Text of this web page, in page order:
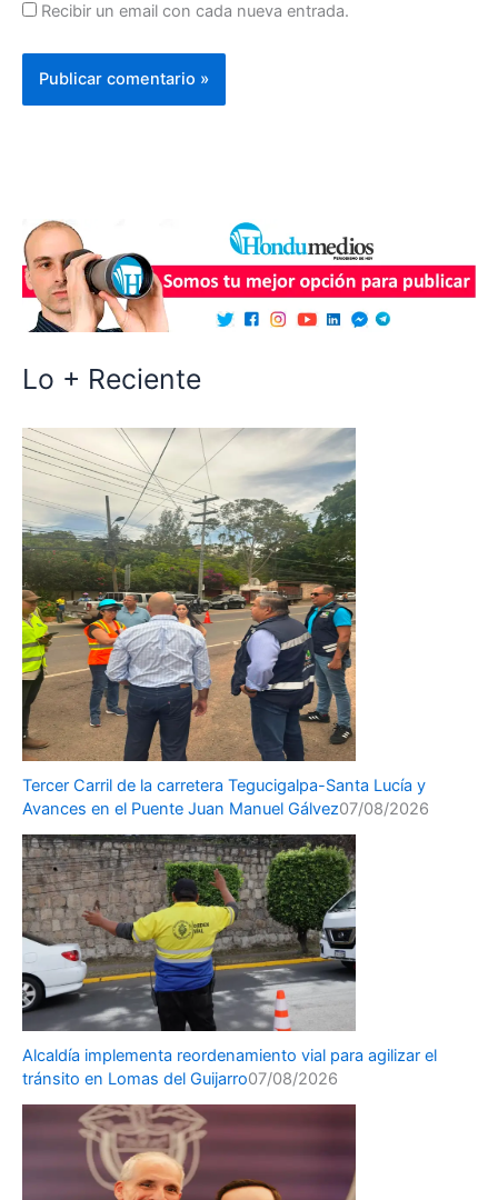
Recibir un email con cada nueva entrada.
Lo + Reciente
Tercer Carril de la carretera Tegucigalpa-Santa Lucía y
Avances en el Puente Juan Manuel Gálvez07/08/2026
Alcaldía implementa reordenamiento vial para agilizar el
tránsito en Lomas del Guijarro07/08/2026